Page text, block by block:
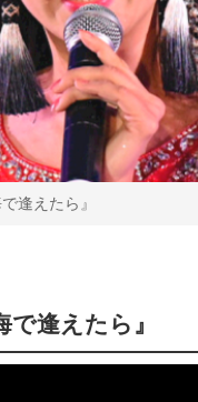
逢えたら』
逢えたら』